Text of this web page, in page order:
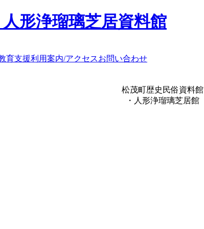
形浄瑠璃芝居資料館
育支援利用案内/アクセスお問い合わせ
松茂町歴史民俗資料館
・人形浄瑠璃芝居館